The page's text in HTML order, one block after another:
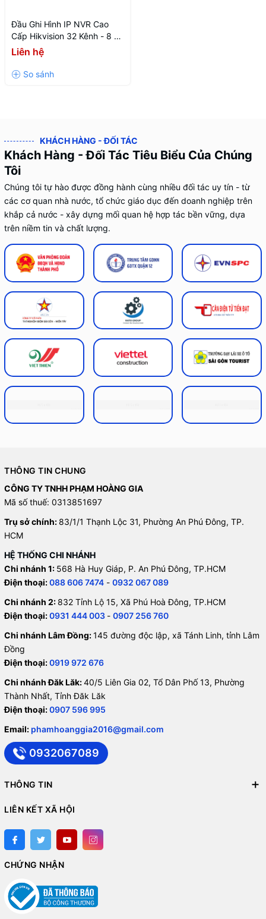
Đầu Ghi Hình IP NVR Cao
Cấp Hikvision 32 Kênh - 8 Ổ
Cứng DS-9632NI-M8
Liên hệ
KHÁCH HÀNG - ĐỐI TÁC
Khách Hàng - Đối Tác Tiêu Biểu Của Chúng
Tôi
Chúng tôi tự hào được đồng hành cùng nhiều đối tác uy tín - từ
các cơ quan nhà nước, tổ chức giáo dục đến doanh nghiệp trên
khắp cả nước - xây dựng mối quan hệ hợp tác bền vững, dựa
trên niềm tin và chất lượng.
THÔNG TIN CHUNG
CÔNG TY TNHH PHẠM HOÀNG GIA
Mã số thuế: 0313851697
Trụ sở chính: 83/1/1 Thạnh Lộc 31, Phường An Phú Đông, TP.
HCM
HỆ THỐNG CHI NHÁNH
Chi nhánh 1: 568 Hà Huy Giáp, P. An Phú Đông, TP.HCM
Điện thoại:088 606 7474 - 0932 067 089
Chi nhánh 2: 832 Tỉnh Lộ 15, Xã Phú Hoà Đông, TP.HCM
Điện thoại:0931 444 003 - 0907 256 760
Chi nhánh Lâm Đồng:145 đường độc lập, xã Tánh Linh, tỉnh Lâm
Đồng
Điện thoại:0919 972 676
Chi nhánh Đăk Lăk:40/5 Liên Gia 02, Tổ Dân Phố 13, Phường
Thành Nhất, Tỉnh Đăk Lăk
Điện thoại:0907 596 995
Email: phamhoanggia2016@gmail.com
0932067089
THÔNG TIN
LIÊN KẾT XÃ HỘI
CHỨNG NHẬN